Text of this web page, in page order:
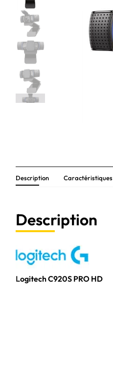
Description Caractéristiques
Description
Logitech C920S PRO HD